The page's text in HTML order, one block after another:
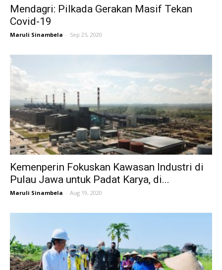
Mendagri: Pilkada Gerakan Masif Tekan
Covid-19
Maruli Sinambela - Sep 25, 2020
Kemenperin Fokuskan Kawasan Industri di
Pulau Jawa untuk Padat Karya, di...
Maruli Sinambela - Aug 19, 2020